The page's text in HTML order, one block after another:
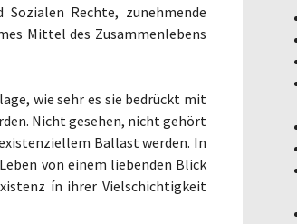
Rechte, zunehmende
Mittel des Zusammenlebens
wie sehr es sie bedrückt mit
Nicht gesehen, nicht gehört
Ballast werden. In
von einem liebenden Blick
ín ihrer Vielschichtigkeit